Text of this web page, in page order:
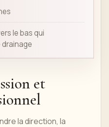
le bas qui
et
la direction, la